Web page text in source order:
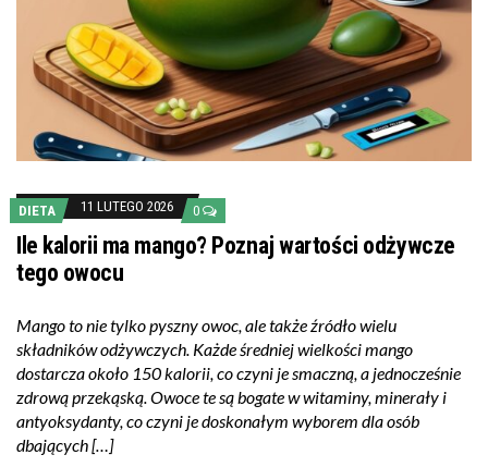
DIETA 11 LUTEGO 2026 0
Ile kalorii ma mango? Poznaj wartości odżywcze
tego owocu
Mango to nie tylko pyszny owoc, ale także źródło wielu
składników odżywczych. Każde średniej wielkości mango
dostarcza około 150 kalorii, co czyni je smaczną, a jednocześnie
zdrową przekąską. Owoce te są bogate w witaminy, minerały i
antyoksydanty, co czyni je doskonałym wyborem dla osób
dbających […]